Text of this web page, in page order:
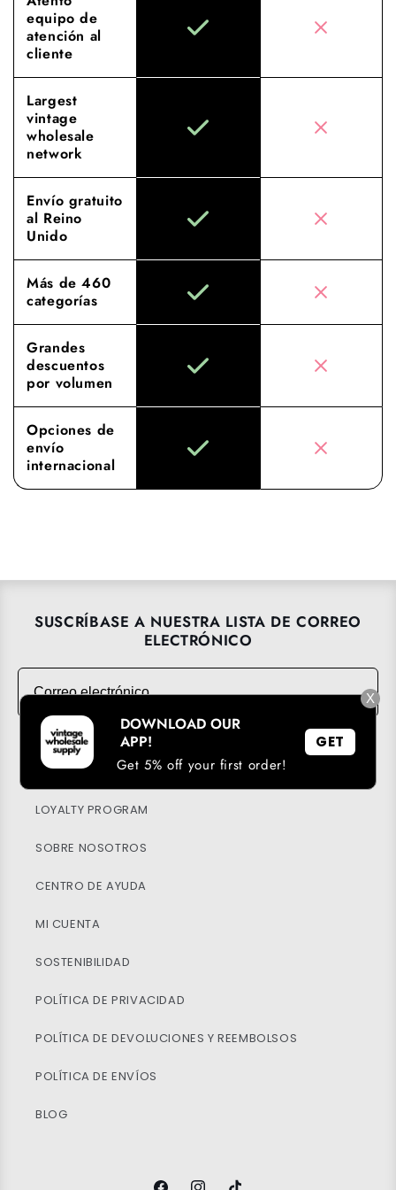
equipo de
atención al
cliente
Largest
vintage
wholesale
network
Envío gratuito
al Reino
Unido
Más de 460
categorías
Grandes
descuentos
por volumen
Opciones de
envío
internacional
SUSCRÍBASE A NUESTRA LISTA DE CORREO
ELECTRÓNICO
Correo electrónico
→
DESCARGA NUESTRA APP
LOYALTY PROGRAM
SOBRE NOSOTROS
CENTRO DE AYUDA
MI CUENTA
SOSTENIBILIDAD
POLÍTICA DE PRIVACIDAD
POLÍTICA DE DEVOLUCIONES Y REEMBOLSOS
POLÍTICA DE ENVÍOS
BLOG
X
DOWNLOAD OUR
APP!
Get 5% off your first order!
GET